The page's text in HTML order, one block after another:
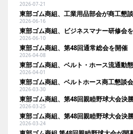
2026-07-21
東部ゴム商組、工業用品部会が商工懇
2026-06-16
東部ゴム商組、ビジネスマナー研修会
2026-06-10
東部ゴム商組、第48回通常総会を開催
2026-04-08
東部ゴム商組、ベルト・ホース流通動
2026-04-01
東部ゴム商組、ベルトホース商工懇談
2026-03-30
東部ゴム商組、第48回親睦野球大会決
2026-03-25
東部ゴム商組、第48回親睦野球大会決
2026-03-24